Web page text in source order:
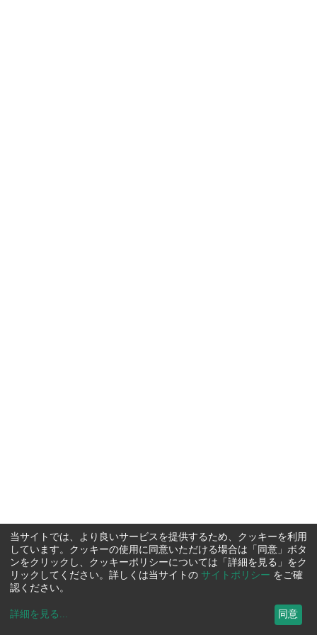
当サイトでは、より良いサービスを提供するため、クッキーを利用
しています。クッキーの使用に同意いただける場合は「同意」ボタ
ンをクリックし、クッキーポリシーについては「詳細を見る」をク
リックしてください。詳しくは当サイトの サイトポリシー をご確
認ください。
詳細を見る ... 同意